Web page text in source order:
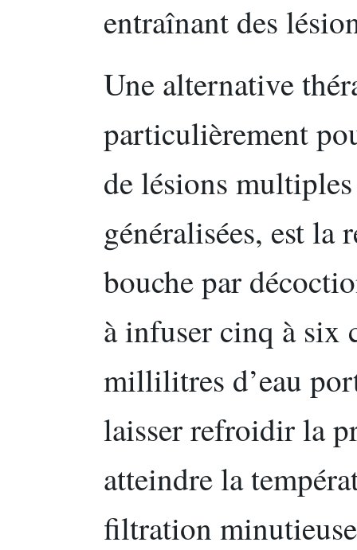
entraînant des
Une alternative
particulièrement
de lésions
généralisées, est la
bouche par
à infuser cinq à six
millilitres d’eau
laisser refroidir la
atteindre la
filtration